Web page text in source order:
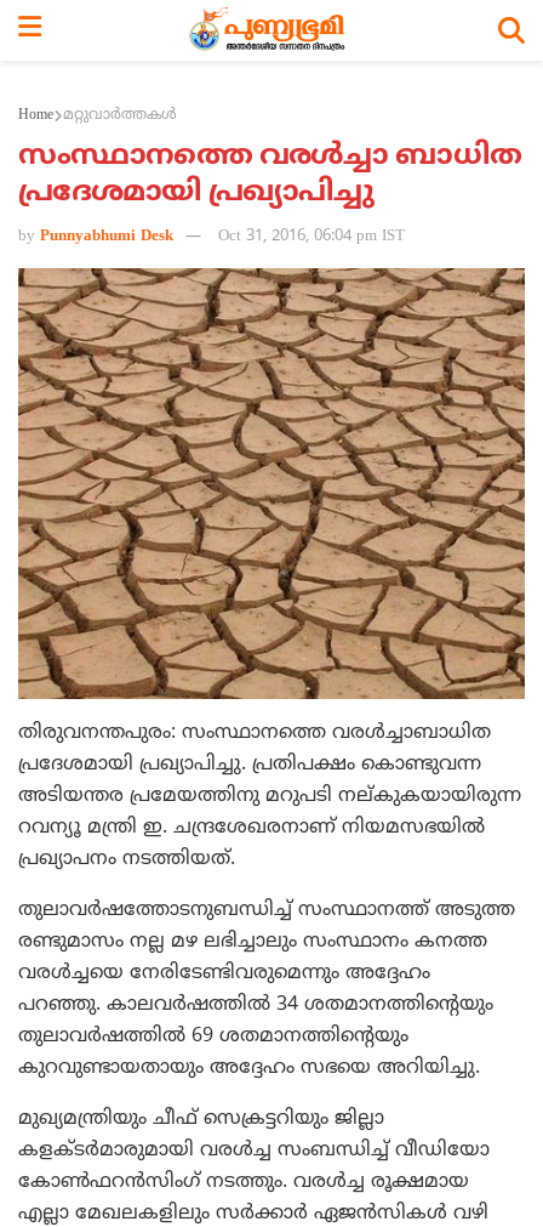
Home മറ്റുവാര്‍ത്തകള്‍
സംസ്ഥാനത്തെ വരള്‍ച്ചാ ബാധിത
പ്രദേശമായി പ്രഖ്യാപിച്ചു
by Punnyabhumi Desk Oct 31, 2016, 06:04 pm IST
തിരുവനന്തപുരം: സംസ്ഥാനത്തെ വരള്‍ച്ചാബാധിത
പ്രദേശമായി പ്രഖ്യാപിച്ചു. പ്രതിപക്ഷം കൊണ്ടുവന്ന
അടിയന്തര പ്രമേയത്തിനു മറുപടി നല്കുകയായിരുന്ന
റവന്യൂ മന്ത്രി ഇ. ചന്ദ്രശേഖരനാണ് നിയമസഭയില്‍
പ്രഖ്യാപനം നടത്തിയത്.
തുലാവര്‍ഷത്തോടനുബന്ധിച്ച് സംസ്ഥാനത്ത് അടുത്ത
രണ്ടുമാസം നല്ല മഴ ലഭിച്ചാലും സംസ്ഥാനം കനത്ത
വരള്‍ച്ചയെ നേരിടേണ്ടിവരുമെന്നും അദ്ദേഹം
പറഞ്ഞു. കാലവര്‍ഷത്തില്‍ 34 ശതമാനത്തിന്റെയും
തുലാവര്‍ഷത്തില്‍ 69 ശതമാനത്തിന്റെയും
കുറവുണ്ടായതായും അദ്ദേഹം സഭയെ അറിയിച്ചു.
മുഖ്യമന്ത്രിയും ചീഫ് സെക്രട്ടറിയും ജില്ലാ
കളക്ടര്‍മാരുമായി വരള്‍ച്ച സംബന്ധിച്ച് വീഡിയോ
കോണ്‍ഫറന്‍സിംഗ് നടത്തും. വരള്‍ച്ച രൂക്ഷമായ
എല്ലാ മേഖലകളിലും സര്‍ക്കാര്‍ ഏജന്‍സികള്‍ വഴി